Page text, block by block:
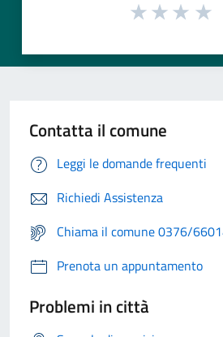
Contatta il comune
Leggi le domande frequenti
Richiedi Assistenza
Chiama il comune 0376/
Prenota un appuntamento
Problemi in città